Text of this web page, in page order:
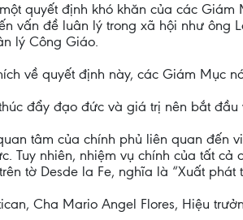
quyết định khó khăn của các Giám
vấn đề luân lý trong xã hội như ông
lý Công Giáo.
về quyết định này, các Giám Mục
đẩy đạo đức và giá trị nên bắt đầu
tâm của chính phủ liên quan đến
Tuy nhiên, nhiệm vụ chính của tất
tờ Desde la Fe, nghĩa là “Xuất
Cha Mario Angel Flores, Hiệu